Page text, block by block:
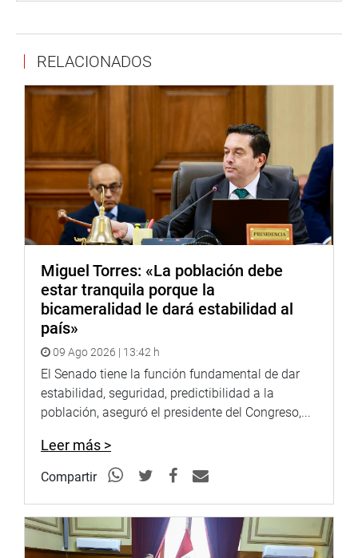
RELACIONADOS
Miguel Torres: «La población debe
estar tranquila porque la
bicameralidad le dará estabilidad al
país»
09 Ago 2026 | 13:42 h
El Senado tiene la función fundamental de dar
estabilidad, seguridad, predictibilidad a la
población, aseguró el presidente del Congreso,...
Leer más >
Compartir